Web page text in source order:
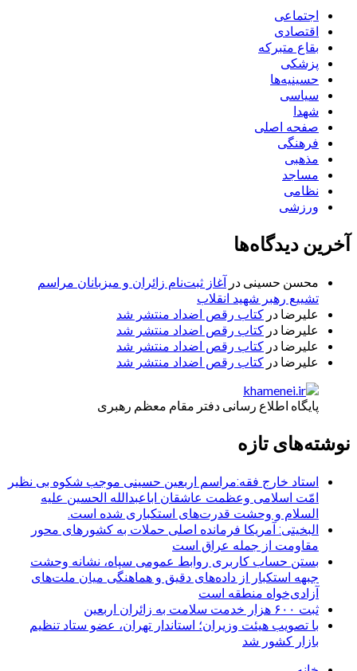
اجتماعی
اقتصادی
بقاع متبرکه
پزشکی
حسینیه‌ها
سیاسی
شهدا
صفحه اصلی
فرهنگی
مذهبی
مساجد
نظامی
ورزشی
آخرین دیدگاه‌ها
محسن حسینی در آغاز ثبت‌نام زائران و میزبانان مراسم
تشییع رهبر شهید انقلاب
علیرضا در کتاب رقص اضداد منتشر شد
علیرضا در کتاب رقص اضداد منتشر شد
علیرضا در کتاب رقص اضداد منتشر شد
علیرضا در کتاب رقص اضداد منتشر شد
پایگاه اطلاع رسانی دفتر مقام معظم رهبری
نوشته‌های تازه
استاد خارج فقه:مراسم اربعین حسینی موجب شکوه بی نظیر
امّت اسلامی وعظمت عاشقان اباعبدالله الحسین علیه
السلام و وحشت قدرت‌های استکباری شده است.
البخیتی: آمریکا فرمانده اصلی حملات به کشورهای محور
مقاومت از جمله عراق است
بستن حساب کاربری روابط عمومی سپاه، نشانه‌ وحشت
جبهه استکبار از داده‌های دقیق و هماهنگی میان ملت‌های
آزادی‌خواه منطقه است
ثبت ۶۰۰ هزار خدمت سلامت به زائران اربعین
با تصویب هیئت وزیران؛ استاندار تهران، عضو ستاد تنظیم
بازار کشور شد